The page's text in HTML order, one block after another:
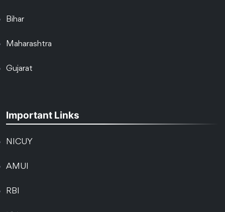
Bihar
Maharashtra
Gujarat
Important Links
NICUY
AMUI
RBI